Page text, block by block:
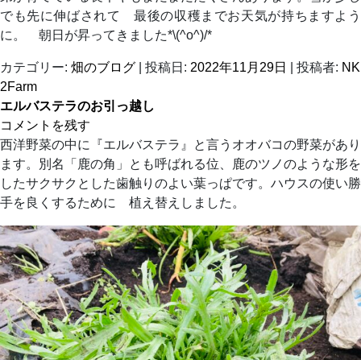
でも先に伸ばされて 最後の収穫までお天気が持ちますよう
に。 朝日が昇ってきました*\(^o^)/*
カテゴリー: 畑のブログ | 投稿日: 2022年11月29日 投稿者: NK
2Farm
エルバステラのお引っ越し
コメントを残す
西洋野菜の中に『エルバステラ』と言うオオバコの野菜があり
ます。別名「鹿の角」とも呼ばれる位、鹿のツノのような形を
したサクサクとした歯触りのよい葉っぱです。ハウスの使い勝
手を良くするために 植え替えしました。